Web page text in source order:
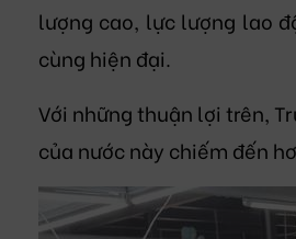
lượng cao, lực lượng lao
cùng hiện đại.
Với những thuận lợi trên,
của nước này chiếm đến